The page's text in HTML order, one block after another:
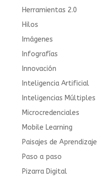
Herramientas 2.0
Hilos
Imágenes
Infografías
Innovación
Inteligencia Artificial
Inteligencias Múltiples
Microcredenciales
Mobile Learning
Paisajes de Aprendizaje
Paso a paso
Pizarra Digital